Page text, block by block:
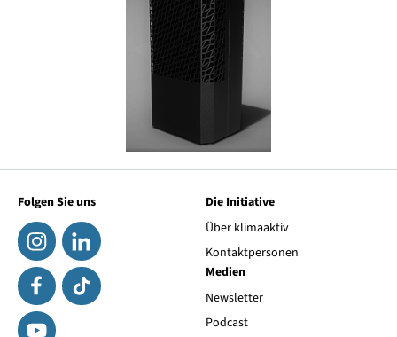
Folgen Sie uns
Die Initiative
Über klimaaktiv
Kontaktpersonen
Medien
Newsletter
Podcast